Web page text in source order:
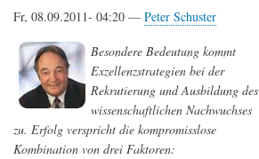
Fr, 08.09.2011- 04:20 — Peter Schuster
Besondere Bedeutung kommt
Exzellenzstrategien bei der
Rekrutierung und Ausbildung des
wissenschaftlichen Nachwuchses
zu. Erfolg verspricht die kompromisslose
Kombination von drei Faktoren: